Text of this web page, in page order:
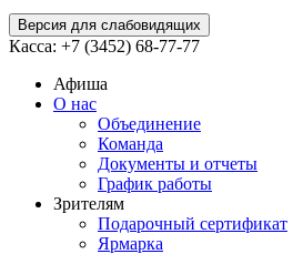
Версия для слабовидящих
Касса: +7 (3452) 68-77-77
Афиша
О нас
Объединение
Команда
Документы и отчеты
График работы
Зрителям
Подарочный сертификат
Ярмарка